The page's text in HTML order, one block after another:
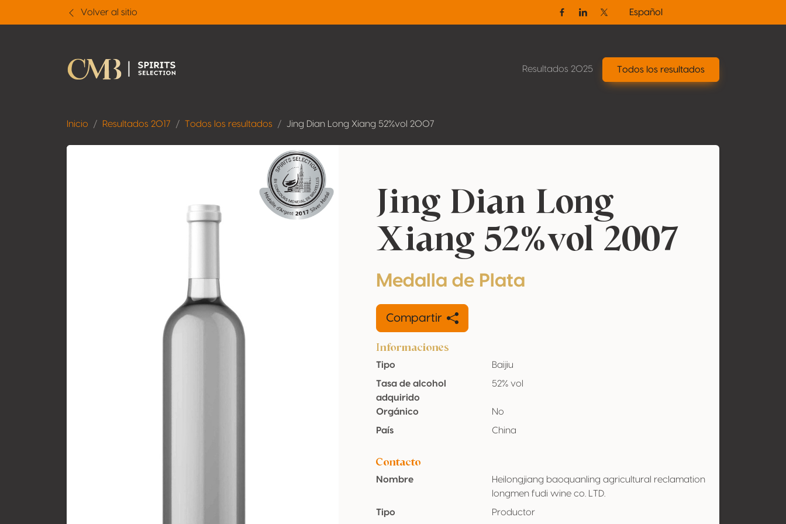
Volver al sitio
FacebookLinkedinTwitter / X
Español
Resultados 2025 Todos los resultados
Inicio Resultados 2017 Todos los resultados Jing Dian Long Xiang 52%vol 2007
Jing Dian Long
Xiang 52%vol 2007
Medalla de Plata
Compartir
Informaciones
Tipo
Baijiu
Tasa de alcohol
adquirido
52% vol
Orgánico
No
País
China
Contacto
Nombre
Heilongjiang baoquanling agricultural reclamation
longmen fudi wine co. LTD.
Tipo
Productor